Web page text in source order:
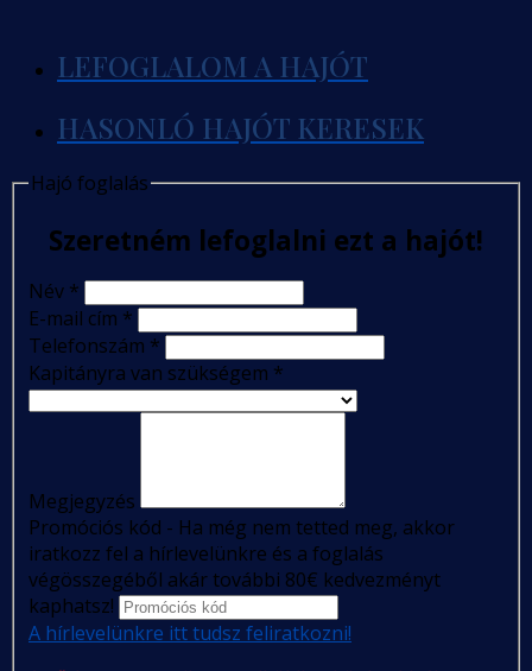
LEFOGLALOM A HAJÓT
HASONLÓ HAJÓT KERESEK
Hajó foglalás
Szeretném lefoglalni ezt a hajót!
Név *
E-mail cím *
Telefonszám *
Kapitányra van szükségem *
Megjegyzés
Promóciós kód - Ha még nem tetted meg, akkor
iratkozz fel a hírlevelünkre és a foglalás
végösszegéből akár további 80€ kedvezményt
kaphatsz!
A hírlevelünkre itt tudsz feliratkozni!